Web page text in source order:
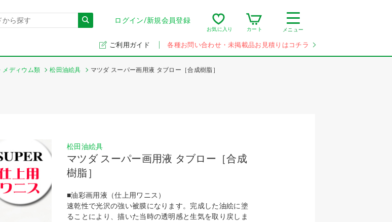
ログイン/新規会員登録
お気に入り カート メニュー
ご利用ガイド 各種お問い合わせ・未掲載品お見積りはコチラ
メディウム類 松田油絵具 マツダ スーパー画用液 タブロー［合成樹脂］
松田油絵具
マツダ スーパー画用液 タブロー［合成
樹脂］
■油彩画用液（仕上用ワニス）
速乾性で光沢の強い被膜になります。完成した油絵に塗
ることにより、描いた当時の透明感と生気を取り戻しま